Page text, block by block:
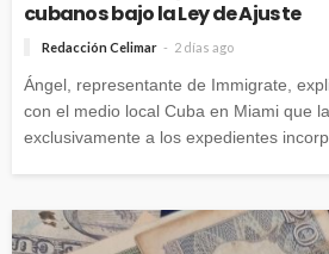
cubanos bajo la Ley de Ajuste
Redacción Celimar 2 días ago
Ángel, representante de Immigrate,
con el medio local Cuba en Miami que
exclusivamente a los expedientes